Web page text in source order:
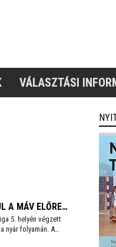
VÁLASZTÁSI
A MÁV ELŐRE
5. helyén végzett
nyár folyamán. A
és külföldi